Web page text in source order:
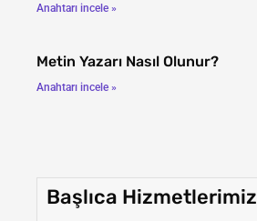
Anahtarı incele »
Metin Yazarı Nasıl Olunur?
Anahtarı incele »
Başlıca Hizmetlerimiz